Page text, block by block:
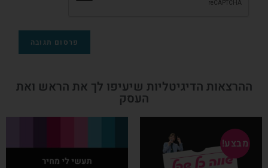
ההרצאות הדיגיטליות שיעיפו לך את הראש ואת
העסק
מבצע!